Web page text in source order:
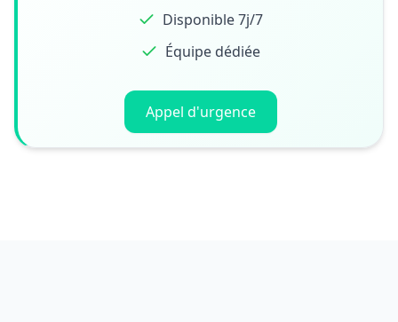
Disponible 7j/7
Équipe dédiée
Appel d'urgence